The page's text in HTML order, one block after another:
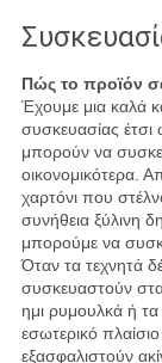
Πώς το προϊόν
Έχουμε μια καλά
συσκευασίας έτσι
μπορούν να
οικονομικότερα.
χαρτόνι που
συνήθεια ξύλινη
μπορούμε να
Όταν τα τεχνητά
συσκευαστούν
ημι ρυμουλκά ή τα
εσωτερικό
εξασφαλιστούν